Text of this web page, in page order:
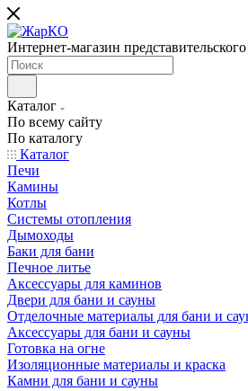
Интернет-магазин представительского
Каталог
По всему сайту
По каталогу
Каталог
Печи
Камины
Котлы
Системы отопления
Дымоходы
Баки для бани
Печное литье
Аксессуары для каминов
Двери для бани и сауны
Отделочные материалы для бани и
Аксессуары для бани и сауны
Готовка на огне
Изоляционные материалы и краска
Камни для бани и сауны